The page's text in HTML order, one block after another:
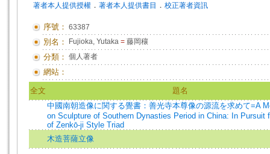
著者本人提供授權 ． 著者本人提供書目 ． 校正著者資訊
序號： 63387
別名： Fujioka, Yutaka = 藤岡穰
分類： 個人著者
網站：
全文
題名
中國南朝造像に関する覺書：善光寺本尊像の源流を求めて=A
on Sculpture of Southern Dynasties Period in China: In Pursuit
of Zenkō-ji Style Triad
木造菩薩立像